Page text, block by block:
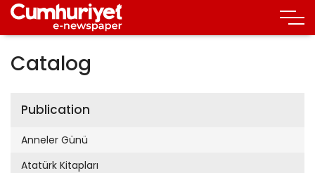
Catalog
Publication
Anneler Günü
Atatürk Kitapları